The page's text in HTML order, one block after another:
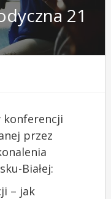
21
konferencji
przez
Białej:
– jak